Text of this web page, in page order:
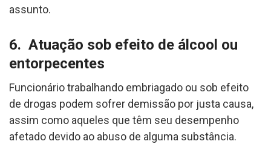
assunto.
6. Atuação sob efeito de álcool ou
entorpecentes
Funcionário trabalhando embriagado ou sob efeito
de drogas podem sofrer demissão por justa causa,
assim como aqueles que têm seu desempenho
afetado devido ao abuso de alguma substância.